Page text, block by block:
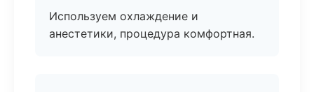
Используем охлаждение и
анестетики, процедура комфортная.